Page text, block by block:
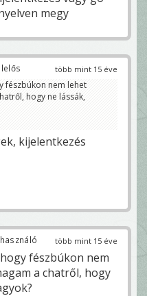
megy
több mint 15 éve
fészbúkon nem lehet
hogy ne lássák,
kijelentkezés
több mint 15 éve
fészbúkon nem
a chatről, hogy